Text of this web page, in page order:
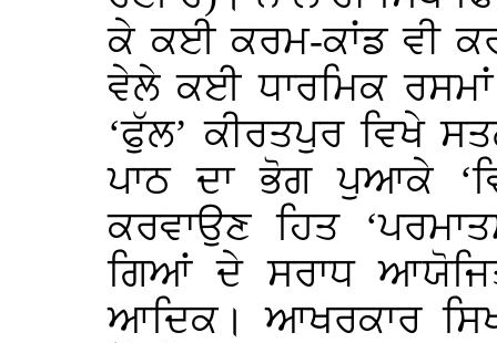
ਕੇ ਕਈ ਕਰਮ-ਕਾਂਡ ਵੀ
ਵੇਲੇ ਕਈ ਧਾਰਮਿਕ
‘ਫੁੱਲ’ ਕੀਰਤਪੁਰ ਵਿਖੇ
ਪਾਠ ਦਾ ਭੋਗ ਪੁਆਕੇ
ਕਰਵਾਉਣ ਹਿਤ
ਗਿਆਂ ਦੇ ਸਰਾਧ
ਆਦਿਕ। ਆਖਰਕਾਰ